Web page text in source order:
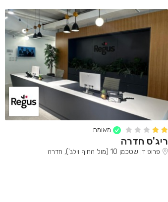
מאומת
ריג'ס חדרה
פרופ דן שטכמן 10 (מול החוף וילג'), חדרה